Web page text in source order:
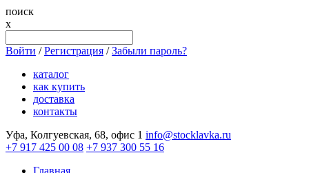
поиск
x
Войти / Регистрация / Забыли пароль?
каталог
как купить
доставка
контакты
Уфа, Колгуевская, 68, офис 1 info@stocklavka.ru
+7 917 425 00 08 +7 937 300 55 16
Главная